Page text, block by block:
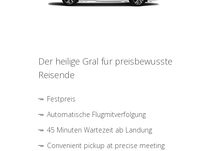
Der heilige Gral für preisbewusste
Reisende
Festpreis
Automatische Flugmitverfolgung
45 Minuten Wartezeit ab Landung
Convenient pickup at precise meeting